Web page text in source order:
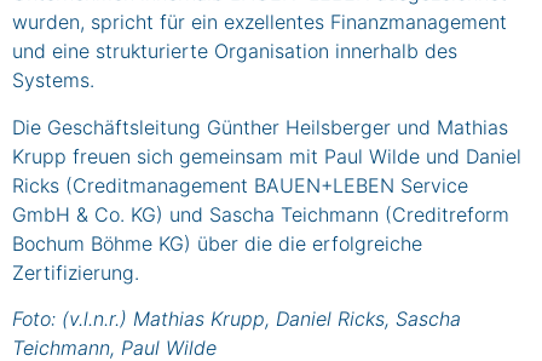
wurden, spricht für ein exzellentes Finanzmanagement
und eine strukturierte Organisation innerhalb des
Systems.
Die Geschäftsleitung Günther Heilsberger und Mathias
Krupp freuen sich gemeinsam mit Paul Wilde und Daniel
Ricks (Creditmanagement BAUEN+LEBEN Service
GmbH & Co. KG) und Sascha Teichmann (Creditreform
Bochum Böhme KG) über die die erfolgreiche
Zertifizierung.
Foto: (v.l.n.r.) Mathias Krupp, Daniel Ricks, Sascha
Teichmann, Paul Wilde